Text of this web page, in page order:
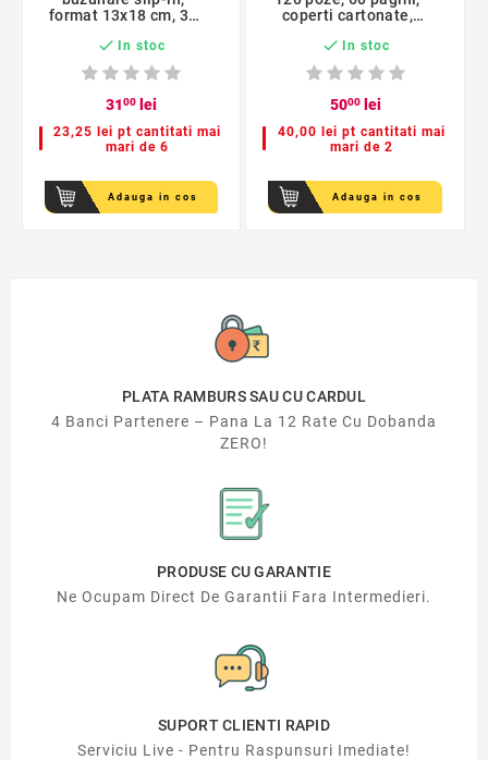
format 13x18 cm, 36
 In stoc
3100lei
23,25 lei pt cantitati mai
mari de 6
Adauga in cos
coperti cartonate,
 In stoc
5000lei
40,00 lei pt cantitati mai
mari de 2
Adauga in cos
PLATA RAMBURS SAU CU CARDUL
4 Banci Partenere – Pana La 12 Rate Cu Dobanda
ZERO!
PRODUSE CU GARANTIE
Ne Ocupam Direct De Garantii Fara Intermedieri.
SUPORT CLIENTI RAPID
Serviciu Live - Pentru Raspunsuri Imediate!